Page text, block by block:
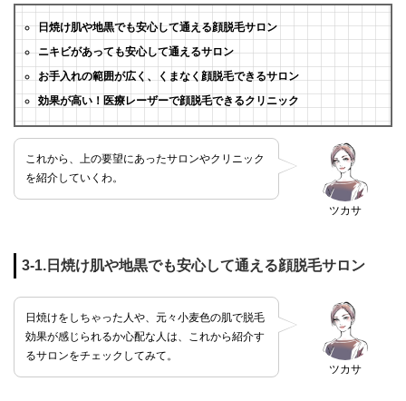
日焼け肌や地黒でも安心して通える顔脱毛サロン
ニキビがあっても安心して通えるサロン
お手入れの範囲が広く、くまなく顔脱毛できるサロン
効果が高い！医療レーザーで顔脱毛できるクリニック
ツカサ
これから、上の要望にあったサロンやクリニック
を紹介していくわ。
3-1.日焼け肌や地黒でも安心して通える顔脱毛サロン
ツカサ
日焼けをしちゃった人や、元々小麦色の肌で脱毛
効果が感じられるか心配な人は、これから紹介す
るサロンをチェックしてみて。